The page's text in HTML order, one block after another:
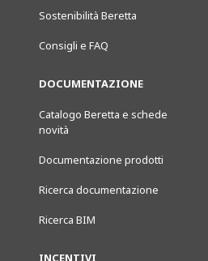
Sostenibilità Beretta
Consigli e FAQ
DOCUMENTAZIONE
Catalogo Beretta e schede
novità
Documentazione prodotti
Ricerca documentazione
Ricerca BIM
INCENTIVI